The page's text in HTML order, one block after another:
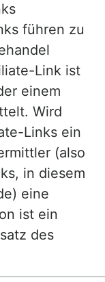
führen zu
Link ist
einem
Wird
Links ein
(also
in diesem
eine
ist ein
des